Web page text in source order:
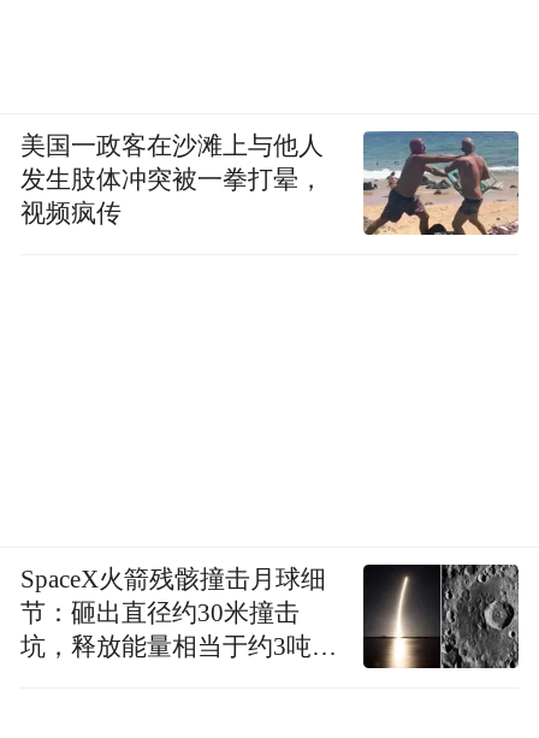
美国一政客在沙滩上与他人
发生肢体冲突被一拳打晕，
视频疯传
SpaceX火箭残骸撞击月球细
节：砸出直径约30米撞击
坑，释放能量相当于约3吨